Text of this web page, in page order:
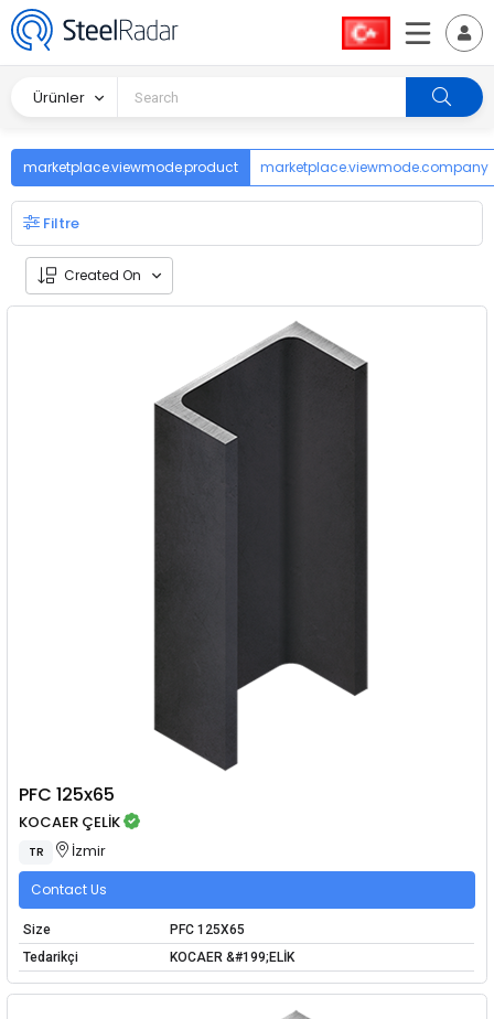
Ürünler
marketplace.viewmode.product marketplace.viewmode.company
Filtre
Created On
PFC 125x65
KOCAER ÇELİK
TR İzmir
Contact Us
Size
PFC 125X65
Tedarikçi
KOCAER &#199;ELİK